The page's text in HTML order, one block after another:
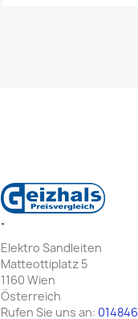
.
Elektro Sandleiten
Matteottiplatz 5
1160 Wien
Österreich
Rufen Sie uns an: